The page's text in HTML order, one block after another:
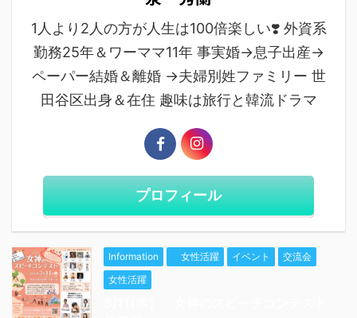
1人より2人の方が人生は100倍楽しい❣️ 外資系
勤務25年＆ワーママ11年 事実婚→息子出産→
ペーパー結婚＆離婚 →夫婦別姓ファミリー 世
田谷区出身＆在住 趣味は旅行と韓流ドラマ
プロフィール
Information 女性活躍 イベント
交流会
女性活躍